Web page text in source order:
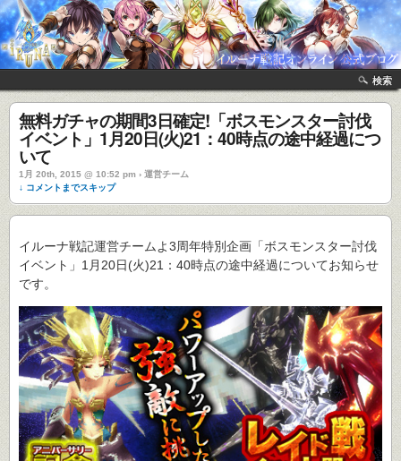
検索
無料ガチャの期間3日確定!「ボスモンスター討伐
イベント」1月20日(火)21：40時点の途中経過につ
いて
1月 20th, 2015 @ 10:52 pm › 運営チーム
↓ コメントまでスキップ
イルーナ戦記運営チームよ3周年特別企画「ボスモンスター討伐
イベント」1月20日(火)21：40時点の途中経過についてお知らせ
です。